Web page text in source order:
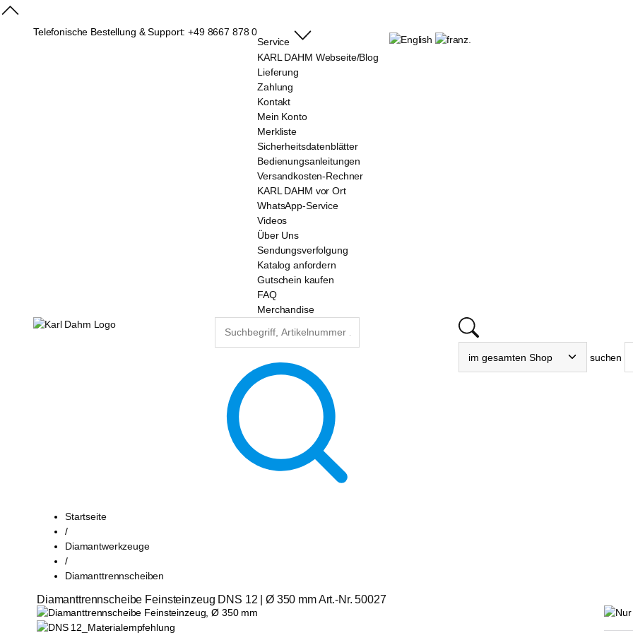
Telefonische Bestellung & Support:+49 8667 878 0
Service
KARL DAHM Webseite/Blog
Lieferung
Zahlung
Kontakt
Mein Konto
Merkliste
Sicherheitsdatenblätter
Bedienungsanleitungen
Versandkosten-Rechner
KARL DAHM vor Ort
WhatsApp-Service
Videos
Über Uns
Sendungsverfolgung
Katalog anfordern
Gutschein kaufen
FAQ
Merchandise
suchen
Startseite
/
Diamantwerkzeuge
/
Diamanttrennscheiben
Diamanttrennscheibe Feinsteinzeug DNS 12 | Ø 350 mm Art.-Nr. 50027